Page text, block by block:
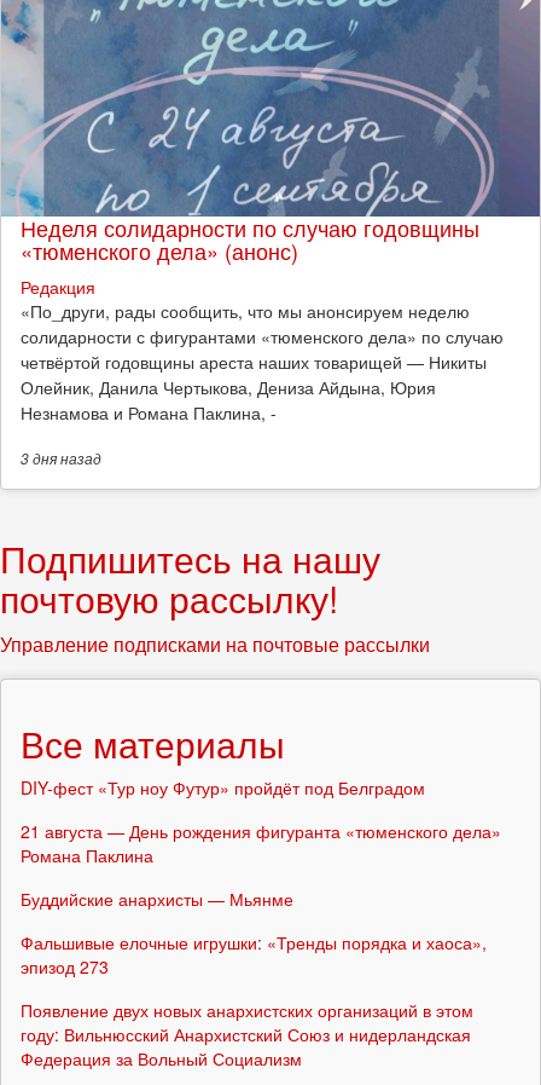
Неделя солидарности по случаю годовщины
«тюменского дела» (анонс)
Редакция
​«По_други, рады сообщить, что мы анонсируем неделю
солидарности с фигурантами «тюменского дела» по случаю
четвёртой годовщины ареста наших товарищей — Никиты
Олейник, Данила Чертыкова, Дениза Айдына, Юрия
Незнамова и Романа Паклина, -
3 дняназад
Подпишитесь на нашу
почтовую рассылку!
Управление подписками на почтовые рассылки
Все материалы
DIY-фест «Тур ноу Футур» пройдёт под Белградом
21 августа — День рождения фигуранта «тюменского дела»
Романа Паклина
Буддийские анархисты — Мьянме
Фальшивые елочные игрушки: «Тренды порядка и хаоса»,
эпизод 273
Появление двух новых анархистских организаций в этом
году: Вильнюсский Анархистский Союз и нидерландская
Федерация за Вольный Социализм